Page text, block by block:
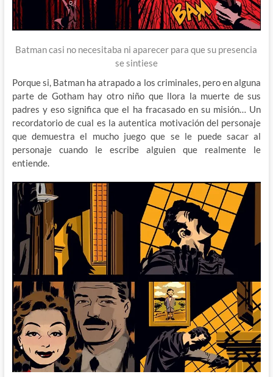
Batman casi no necesitaba ni aparecer para que su presencia
se sintiese
Porque si, Batman ha atrapado a los criminales, pero en alguna
parte de Gotham hay otro niño que llora la muerte de sus
padres y eso significa que el ha fracasado en su misión… Un
recordatorio de cual es la autentica motivación del personaje
que demuestra el mucho juego que se le puede sacar al
personaje cuando le escribe alguien que realmente le
entiende.